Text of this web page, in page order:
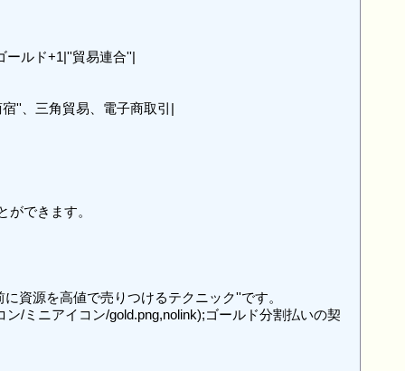
ールド+1|''貿易連合''|
''、三角貿易、電子商取引|
できます。
資源を高値で売りつけるテクニック''です。
/ミニアイコン/gold.png,nolink);ゴールド分割払いの契